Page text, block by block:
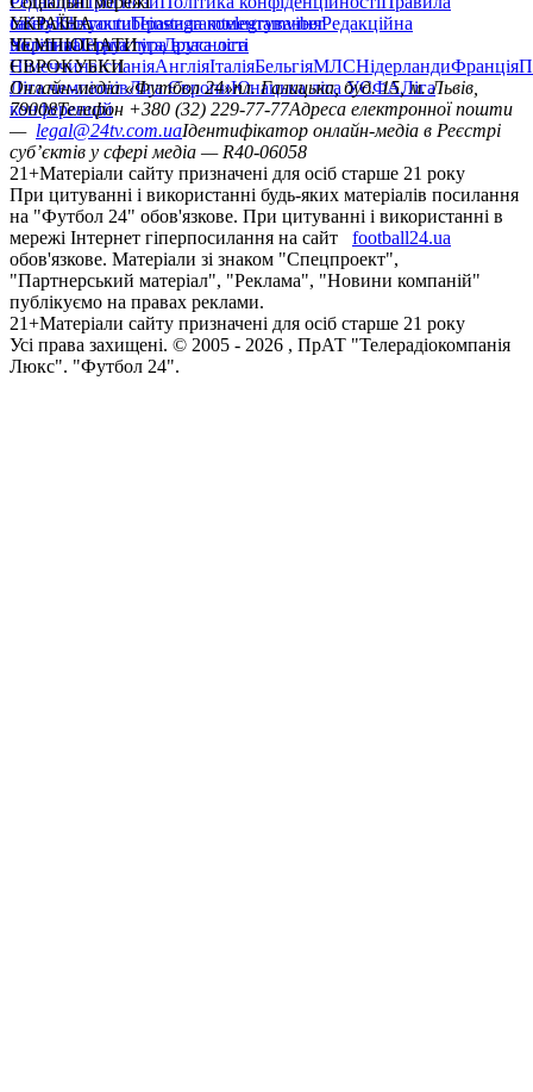
сайтуКонтактиПравила коментуванняРедакційна
політикаСтруктура власності
facebookxyoutubeinstagramtelegramviber
УКРАЇНА
УкраїнаПерша лігаДруга ліга
ЧЕМПІОНАТИ
НімеччинаІспаніяАнгліяІталіяБельгіяМЛСНідерландиФранція
ЄВРОКУБКИ
Ліга чемпіонівЛіга ЄвропиЮнацька ліга УЄФАЛіга
конференцій
Онлайн-медіа «Футбол 24»пл. Галицька, буд. 15, м. Львів,
79008Телефон +380 (32) 229-77-77Адреса електронної пошти
— legal@24tv.com.uaІдентифікатор онлайн-медіа в Реєстрі
суб’єктів у сфері медіа — R40-06058
21+Матеріали сайту призначені для осіб старше 21 року
При цитуванні і використанні будь-яких матеріалів посилання
на "Футбол 24" обов'язкове. При цитуванні і використанні в
мережі Інтернет гіперпосилання на сайт
football24.ua
обов'язкове. Матеріали зі знаком "Спецпроект",
"Партнерський матеріал", "Реклама", "Новини компаній"
публікуємо на правах реклами.
21+Матеріали сайту призначені для осіб старше 21 року
Усi права захищенi. © 2005 - 2026 , ПрАТ "Телерадіокомпанія
Люкс". "Футбол 24".